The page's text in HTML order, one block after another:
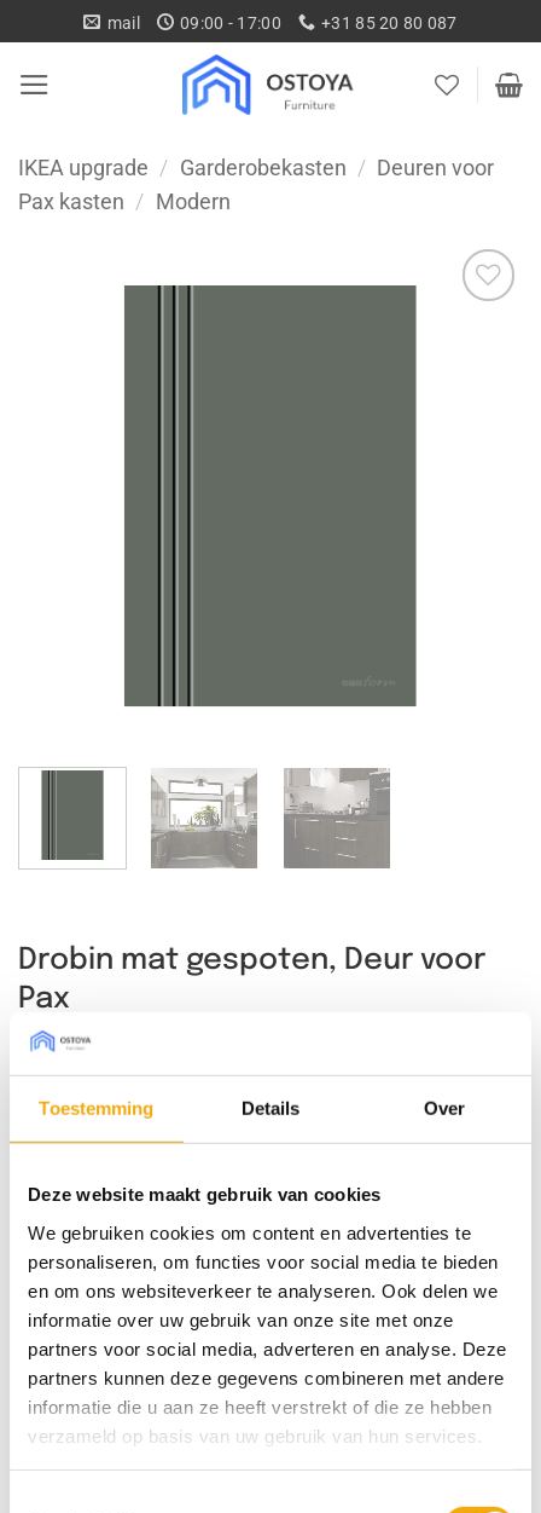
Toestemming Details Over
Deze website maakt gebruik van cookies
We gebruiken cookies om content en advertenties te
personaliseren, om functies voor social media te bieden
en om ons websiteverkeer te analyseren. Ook delen we
informatie over uw gebruik van onze site met onze
partners voor social media, adverteren en analyse. Deze
partners kunnen deze gegevens combineren met andere
informatie die u aan ze heeft verstrekt of die ze hebben
verzameld op basis van uw gebruik van hun services.
naar
inhoud
mail 09:00 - 17:00 +31 85 20 80 087
IKEA upgrade / Garderobekasten /
Deuren voor
Pax kasten / Modern
Drobin mat gespoten, Deur voor
Pax
Drobin mat gespoten, Deur voor Pax aantal
Toevoegen aan winkelwagen
Categorieën:Deuren voor Pax kasten, Modern